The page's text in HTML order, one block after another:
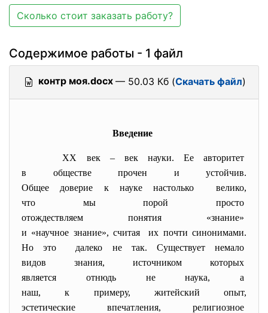
Сколько стоит заказать работу?
Содержимое работы - 1 файл
контр моя.docx — 50.03 Кб (Скачать файл)
Введение
XX век – век науки. Ее авторитет
в обществе прочен и устойчив.
Общее доверие к наукенастолько велико,
что мы порой просто
отождествляем понятия «знание»
и «научное знание», считая их почти синонимами.
Но это далеко не так. Существует немало
видов знания, источником которых
является отнюдь не наука, а
наш, к примеру, житейский опыт,
эстетические впечатления, религиозное